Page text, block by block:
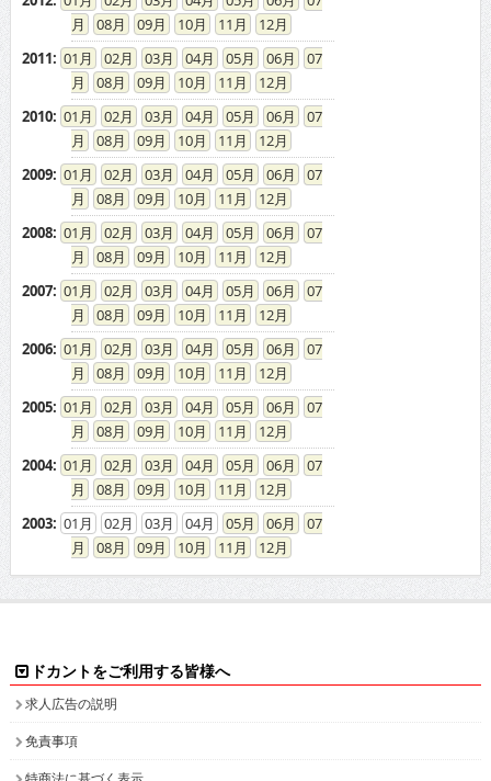
08
09 10 11
12
2011: 01 02 03 04 05 06
07
08
09 10 11
12
2010: 01 02 03 04 05 06
07
08
09 10 11
12
2009: 01 02 03 04 05 06
07
08
09 10 11
12
2008: 01 02 03 04 05 06
07
08
09 10 11
12
2007: 01 02 03 04 05 06
07
08
09 10 11
12
2006: 01 02 03 04 05 06
07
08
09 10 11
12
2005: 01 02 03 04 05 06
07
08
09 10 11
12
2004: 01 02 03 04 05 06
07
08
09 10 11
12
2003: 01 02 03 04 05 06
07
08
09 10 11 12
ドカントをご利用する皆様へ
求人広告の説明
免責事項